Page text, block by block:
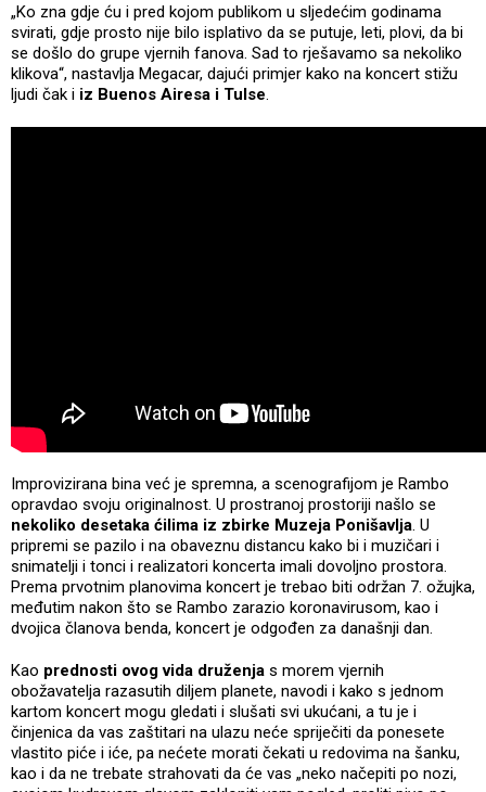
„Ko zna gdje ću i pred kojom publikom u sljedećim godinama
svirati, gdje prosto nije bilo isplativo da se putuje, leti, plovi, da bi
se došlo do grupe vjernih fanova. Sad to rješavamo sa nekoliko
klikova“, nastavlja Megacar, dajući primjer kako na koncert stižu
ljudi čak i iz Buenos Airesa i Tulse.
Improvizirana bina već je spremna, a scenografijom je Rambo
opravdao svoju originalnost. U prostranoj prostoriji našlo se
nekoliko desetaka ćilima iz zbirke Muzeja Ponišavlja. U
pripremi se pazilo i na obaveznu distancu kako bi i muzičari i
snimatelji i tonci i realizatori koncerta imali dovoljno prostora.
Prema prvotnim planovima koncert je trebao biti održan 7. ožujka,
međutim nakon što se Rambo zarazio koronavirusom, kao i
dvojica članova benda, koncert je odgođen za današnji dan.
Kao prednosti ovog vida druženja s morem vjernih
obožavatelja razasutih diljem planete, navodi i kako s jednom
kartom koncert mogu gledati i slušati svi ukućani, a tu je i
činjenica da vas zaštitari na ulazu neće spriječiti da ponesete
vlastito piće i iće, pa nećete morati čekati u redovima na šanku,
kao i da ne trebate strahovati da će vas „neko načepiti po nozi,